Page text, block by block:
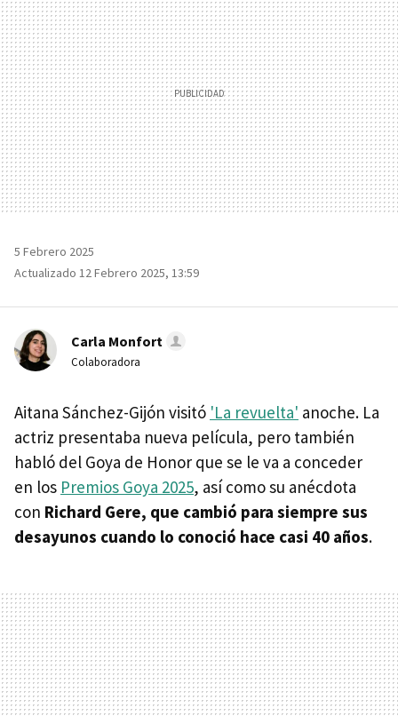
5 Febrero 2025
Actualizado 12 Febrero 2025, 13:59
Carla Monfort
Colaboradora
Aitana Sánchez-Gijón visitó 'La revuelta' anoche. La
actriz presentaba nueva película, pero también
habló del Goya de Honor que se le va a conceder
en los Premios Goya 2025, así como su anécdota
con Richard Gere, que cambió para siempre sus
desayunos cuando lo conoció hace casi 40 años.